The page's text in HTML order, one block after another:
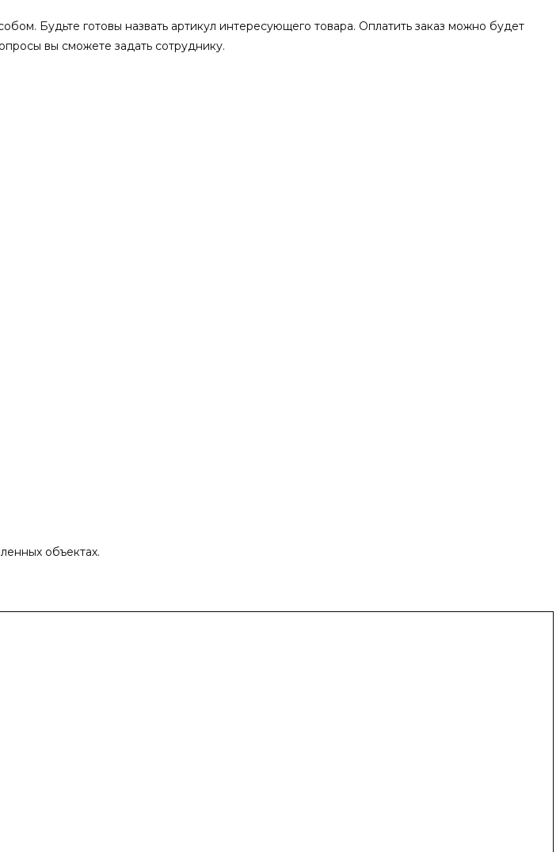
Будьте готовы назвать артикул интересующего товара. Оплатить заказ можно будет
вы сможете задать сотруднику.
объектах.